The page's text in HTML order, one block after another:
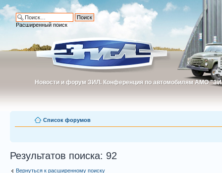
Новости и форум ЗИЛ. Конференция по автомобилям АМО
Новости и форум ЗИЛ. Конференция по автомобилям АМО
Расширенный поиск
Список форумов
Результатов поиска: 92
Вернуться к расширенному поиску